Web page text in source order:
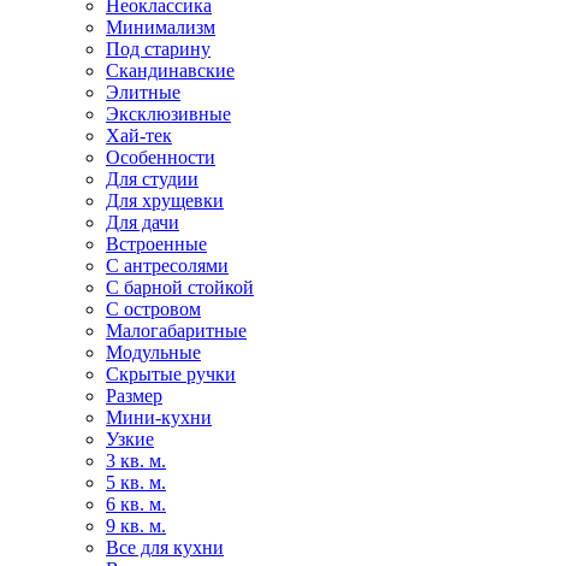
Неоклассика
Минимализм
Под старину
Скандинавские
Элитные
Эксклюзивные
Хай-тек
Особенности
Для студии
Для хрущевки
Для дачи
Встроенные
С антресолями
С барной стойкой
С островом
Малогабаритные
Модульные
Скрытые ручки
Размер
Мини-кухни
Узкие
3 кв. м.
5 кв. м.
6 кв. м.
9 кв. м.
Все для кухни